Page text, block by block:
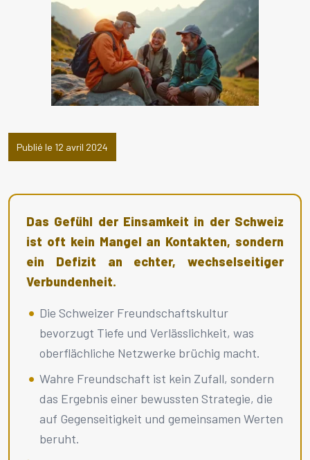
Publié le 12 avril 2024
Das Gefühl der Einsamkeit in der Schweiz
ist oft kein Mangel an Kontakten, sondern
ein Defizit an echter, wechselseitiger
Verbundenheit.
Die Schweizer Freundschaftskultur
bevorzugt Tiefe und Verlässlichkeit, was
oberflächliche Netzwerke brüchig macht.
Wahre Freundschaft ist kein Zufall, sondern
das Ergebnis einer bewussten Strategie, die
auf Gegenseitigkeit und gemeinsamen Werten
beruht.